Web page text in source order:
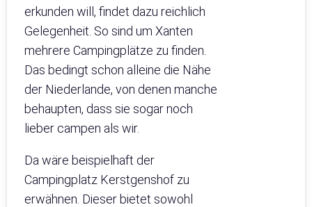
erkunden will, findet dazu reichlich
Gelegenheit. So sind um Xanten
mehrere Campingplätze zu finden.
Das bedingt schon alleine die Nähe
der Niederlande, von denen manche
behaupten, dass sie sogar noch
lieber campen als wir.
Da wäre beispielhaft der
Campingplatz Kerstgenshof zu
erwähnen. Dieser bietet sowohl